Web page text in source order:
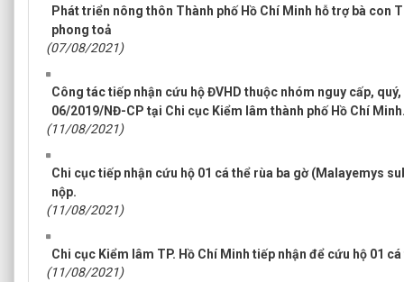
Phát triển nông thôn Thành phố Hồ Chí Minh hỗ trợ bà con
phong toả
(07/08/2021)
Công tác tiếp nhận cứu hộ ĐVHD thuộc nhóm nguy cấp,
06/2019/NĐ-CP tại Chi cục Kiểm lâm thành phố Hồ Chí
(11/08/2021)
Chi cục tiếp nhận cứu hộ 01 cá thể rùa ba gờ (Malayemys
nộp.
(11/08/2021)
Chi cục Kiểm lâm TP. Hồ Chí Minh tiếp nhận để cứu hộ 01
(11/08/2021)